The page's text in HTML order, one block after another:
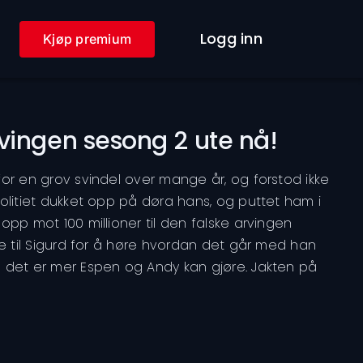
Kjøp premium Logg inn
sesong 2 ute nå!
en grov svindel over mange år, og forstod ikke
dukket opp på døra hans, og puttet ham i
mot 100 millioner til den falske arvingen
til Sigurd for å høre hvordan det går med han
er mer Espen og Andy kan gjøre. Jakten på